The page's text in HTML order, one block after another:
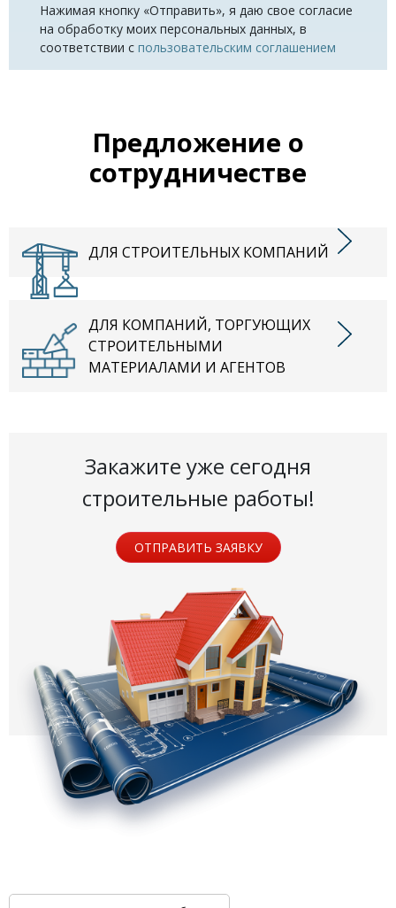
Нажимая кнопку «Отправить», я даю свое согласие
на обработку моих персональных данных, в
соответствии с пользовательским соглашением
Предложение о
сотрудничестве
ДЛЯ СТРОИТЕЛЬНЫХ КОМПАНИЙ
ДЛЯ КОМПАНИЙ, ТОРГУЮЩИХ
СТРОИТЕЛЬНЫМИ
МАТЕРИАЛАМИ И АГЕНТОВ
Закажите уже сегодня
строительные работы!
ОТПРАВИТЬ ЗАЯВКУ